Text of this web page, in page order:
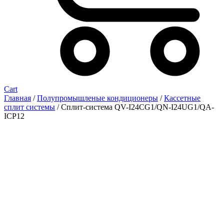
Cart
Главная /Полупромышленые кондиционеры /Кассетные
сплит системы / Сплит-система QV-I24CG1/QN-I24UG1/QA-
ICP12